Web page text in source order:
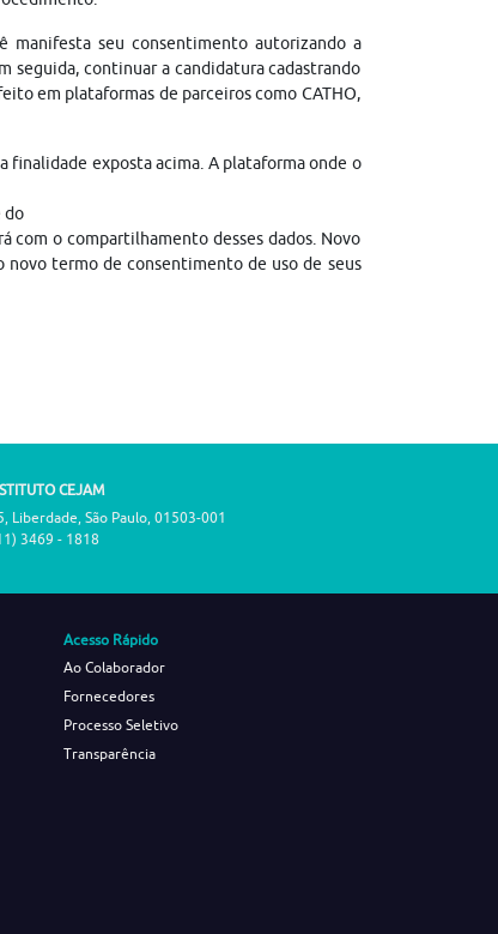
manifesta seu consentimento autorizando a
seguida, continuar a candidatura cadastrando
em plataformas de parceiros como CATHO,
finalidade exposta acima. A plataforma onde o
do
com o compartilhamento desses dados. Novo
novo termo de consentimento de uso de seus
CEJAM
Liberdade, São Paulo, 01503-001
3469 - 1818
Acesso Rápido
Ao Colaborador
Fornecedores
Processo Seletivo
Transparência